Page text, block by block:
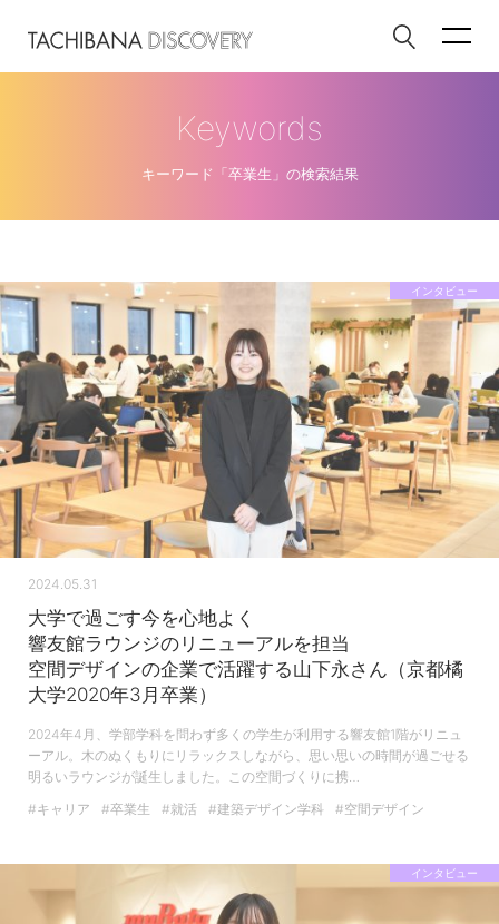
Keywords
キーワード「卒業生」の検索結果
インタビュー
2024.05.31
大学で過ごす今を心地よく
響友館ラウンジのリニューアルを担当
空間デザインの企業で活躍する山下永さん（京都橘
大学2020年3月卒業）
2024年4月、学部学科を問わず多くの学生が利用する響友館1階がリニュ
ーアル。木のぬくもりにリラックスしながら、思い思いの時間が過ごせる
明るいラウンジが誕生しました。この空間づくりに携…
#キャリア
#卒業生 #就活 #建築デザイン学科 #空間デザイン
インタビュー